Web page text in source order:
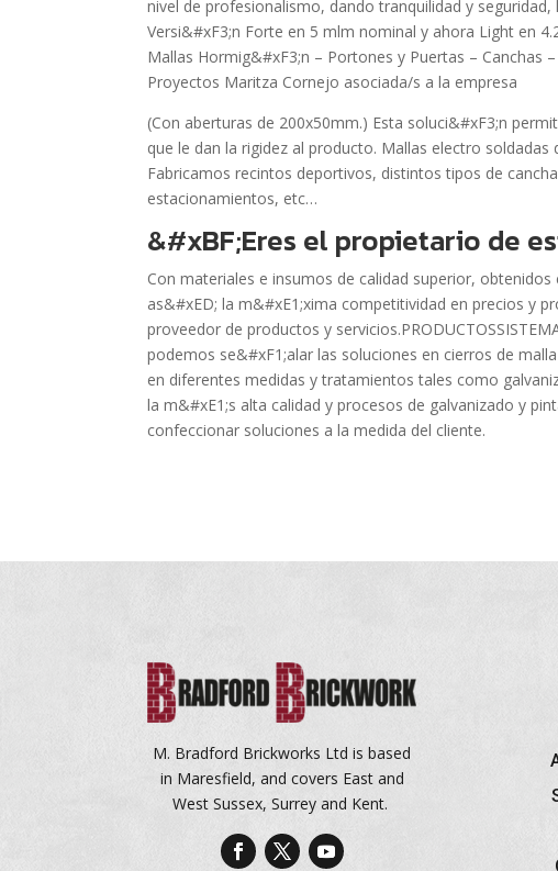
nivel de profesionalismo, dando tranquilidad y
Versi&#xF3;n Forte en 5 mlm nominal y ahora Light en
Mallas Hormig&#xF3;n – Portones y Puertas – Canchas
Proyectos Maritza Cornejo asociada/s a la empresa
(Con aberturas de 200x50mm.) Esta soluci&#xF3;n
que le dan la rigidez al producto. Mallas electro
Fabricamos recintos deportivos, distintos tipos de
estacionamientos, etc…
&#xBF;Eres el propietario de
Con materiales e insumos de calidad superior,
as&#xED; la m&#xE1;xima competitividad en precios y
proveedor de productos y
podemos se&#xF1;alar las soluciones en cierros de
en diferentes medidas y tratamientos tales como
la m&#xE1;s alta calidad y procesos de galvanizado y
confeccionar soluciones a la medida del cliente.
M. Bradford Brickworks Ltd is based
in Maresfield, and covers East and
West Sussex, Surrey and Kent.